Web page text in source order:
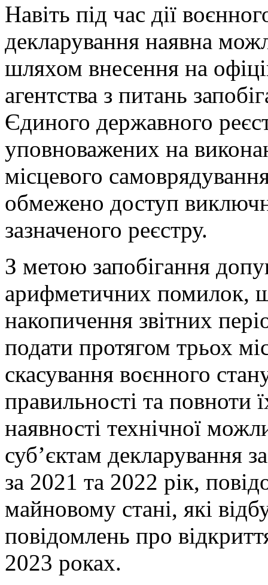
Навіть під час дії
декларування наявна
шляхом внесення на
агентства з питань
Єдиного державного
уповноважених на
місцевого
обмежено доступ
зазначеного реєстру.
З метою запобігання
арифметичних помилок,
накопичення звітних
подати протягом трьох
скасування воєнного
правильності та повноти
наявності технічної
суб’єктам декларування
за 2021 та 2022 рік,
майновому стані, які
повідомлень про
2023 роках.